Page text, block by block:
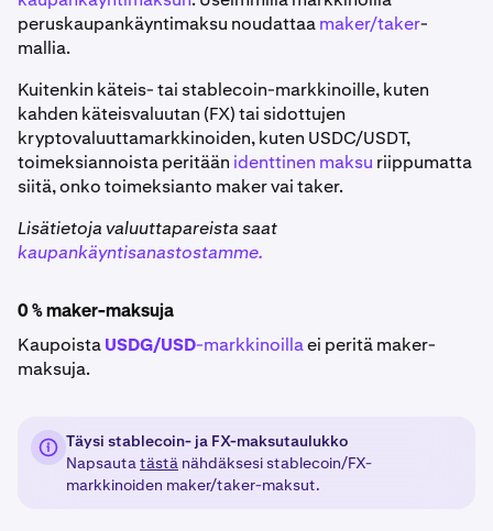
peruskaupankäyntimaksu noudattaamaker/taker-
mallia.
Kuitenkin käteis- tai stablecoin-markkinoille, kuten
kahden käteisvaluutan (FX) tai sidottujen
kryptovaluuttamarkkinoiden, kuten USDC/USDT,
toimeksiannoista peritään identtinen maksu riippumatta
siitä, onko toimeksianto maker vai taker.
Lisätietoja valuuttapareista saat
kaupankäyntisanastostamme.
0 % maker-maksuja
KaupoistaUSDG/USD-markkinoillaei peritä maker-
maksuja.
Täysi stablecoin- ja FX-maksutaulukko
Napsautatästä nähdäksesi stablecoin/FX-
markkinoiden maker/taker-maksut.